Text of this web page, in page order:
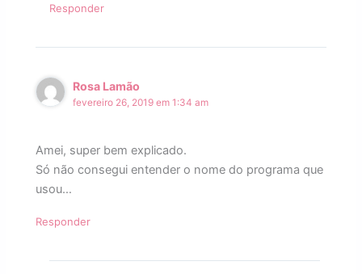
Responder
Rosa Lamão
fevereiro 26, 2019 em 1:34 am
Amei, super bem explicado.
Só não consegui entender o nome do programa que
usou…
Responder